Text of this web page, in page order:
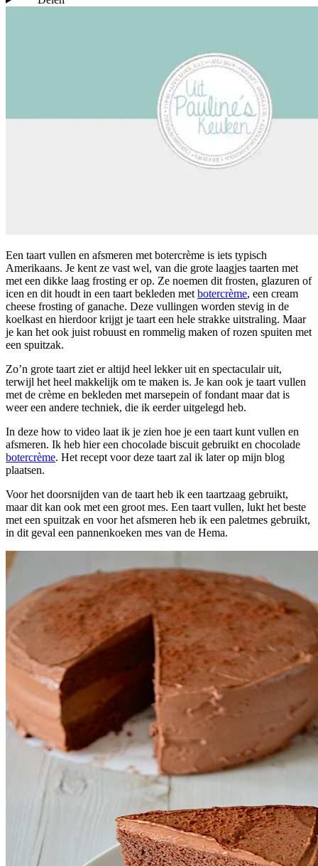
Een taart vullen en afsmeren met botercrème is iets typisch
Amerikaans. Je kent ze vast wel, van die grote laagjes taarten met
met een dikke laag frosting er op. Ze noemen dit frosten, glazuren of
icen en dit houdt in een taart bekleden met botercrème, een cream
cheese frosting of ganache. Deze vullingen worden stevig in de
koelkast en hierdoor krijgt je taart een hele strakke uitstraling. Maar
je kan het ook juist robuust en rommelig maken of rozen spuiten met
een spuitzak.
Zo’n grote taart ziet er altijd heel lekker uit en spectaculair uit,
terwijl het heel makkelijk om te maken is. Je kan ook je taart vullen
met de crème en bekleden met marsepein of fondant maar dat is
weer een andere techniek, die ik eerder uitgelegd heb.
In deze how to video laat ik je zien hoe je een taart kunt vullen en
afsmeren. Ik heb hier een chocolade biscuit gebruikt en chocolade
botercrème. Het recept voor deze taart zal ik later op mijn blog
plaatsen.
Voor het doorsnijden van de taart heb ik een taartzaag gebruikt,
maar dit kan ook met een groot mes. Een taart vullen, lukt het beste
met een spuitzak en voor het afsmeren heb ik een paletmes gebruikt,
in dit geval een pannenkoeken mes van de Hema.